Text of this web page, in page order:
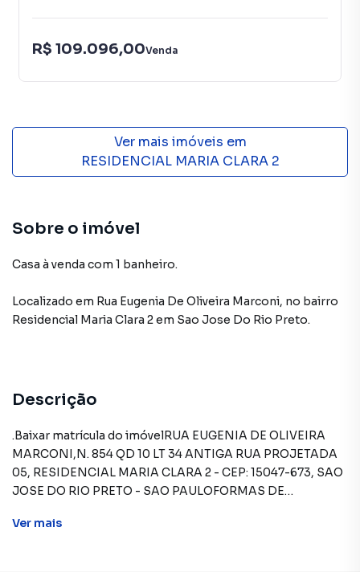
R$ 109.096,00Venda
Ver mais imóveis em
RESIDENCIAL MARIA CLARA 2
Sobre o imóvel
Casa à venda com 1 banheiro.
Localizado em Rua Eugenia De Oliveira Marconi, no bairro
Residencial Maria Clara 2em Sao Jose Do Rio Preto.
Descrição
.Baixar matrícula do imóvelRUA EUGENIA DE OLIVEIRA
MARCONI,N. 854 QD 10 LT 34 ANTIGA RUA PROJETADA
05, RESIDENCIAL MARIA CLARA 2 - CEP: 15047-673, SAO
JOSE DO RIO PRETO - SAO PAULOFORMAS DE
utilização de FGTS. Consulte condições e
Ver mais